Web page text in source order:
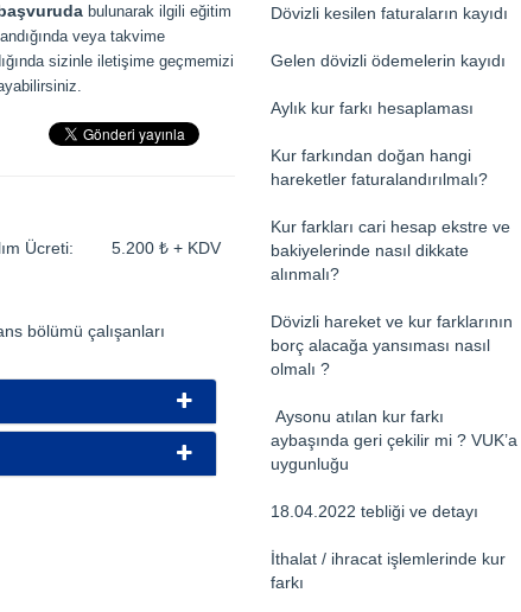
bulunarak ilgili eğitim
veya takvime
sizinle iletişime geçmemizi
Ücreti: 5.200 ₺ + KDV
bölümü çalışanları
Dövizli kesilen faturaların kayıdı
Gelen dövizli ödemelerin kayıdı
Aylık kur farkı hesaplaması
Kur farkından doğan hangi
hareketler faturalandırılmalı?
Kur farkları cari hesap ekstre ve
bakiyelerinde nasıl dikkate
alınmalı?
Dövizli hareket ve kur farklarının
borç alacağa yansıması nasıl
olmalı ?
Aysonu atılan kur farkı
aybaşında geri çekilir mi ? VUK’a
uygunluğu
18.04.2022 tebliği ve detayı
İthalat / ihracat işlemlerinde kur
farkı